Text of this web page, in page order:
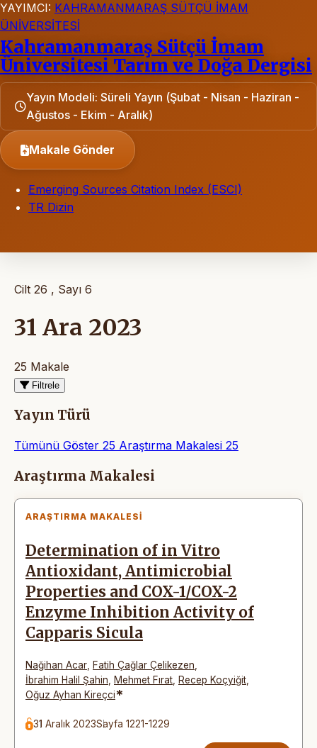
YAYIMCI: KAHRAMANMARAŞ SÜTÇÜ İMAM
ÜNİVERSİTESİ
Kahramanmaraş Sütçü İmam
Üniversitesi Tarım ve Doğa Dergisi
Yayın Modeli: Süreli Yayın (Şubat - Nisan - Haziran -
Ağustos - Ekim - Aralık)
Makale Gönder
Emerging Sources Citation Index (ESCI)
TR Dizin
Cilt 26 , Sayı 6
31 Ara 2023
25 Makale
Filtrele
Yayın Türü
Tümünü Göster 25 Araştırma Makalesi 25
Makaleler
Araştırma Makalesi
ARAŞTIRMA MAKALESI
Determination of in Vitro
Antioxidant, Antimicrobial
Properties and COX-1/COX-2
Enzyme Inhibition Activity of
Capparis Sicula
Nağihan Acar Fatih Çağlar Çelikezen
İbrahim Halil Şahin
Mehmet Fırat Recep Koçyiğit
Oğuz Ayhan Kireçci*
31 Aralık 2023Sayfa 1221-1229